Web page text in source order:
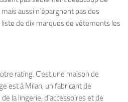
aussi n`épargnent pas des
de dix marques de vêtements les
rating. C`est une maison de
est à Milan, un fabricant de
la lingerie, d`accessoires et de